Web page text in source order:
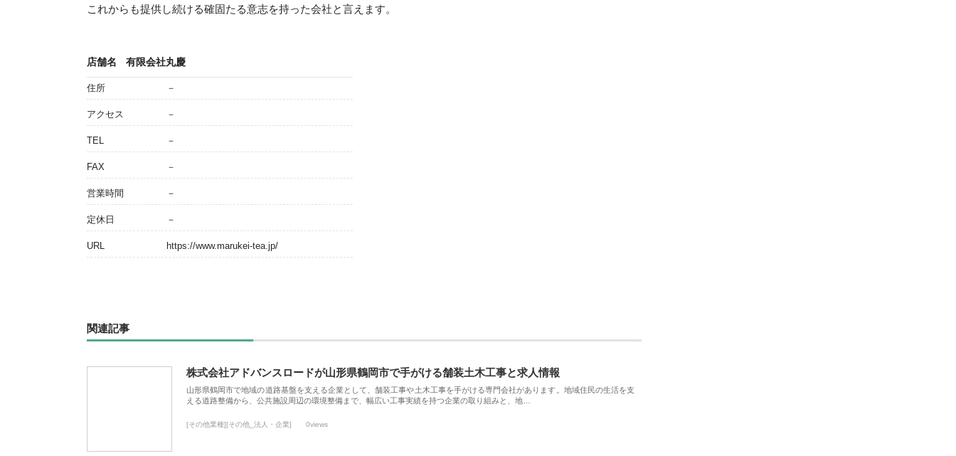
これからも提供し続ける確固たる意志を持った会社と言えます。
店舗名 有限会社丸慶
住所 －
アクセス －
TEL －
FAX －
営業時間 －
定休日 －
URL https://www.marukei-tea.jp/
関連記事
株式会社アドバンスロードが山形県鶴岡市で手がける舗装土木工事と求人情報
山形県鶴岡市で地域の道路基盤を支える企業として、舗装工事や土木工事を手がける専門会社があります。地域住民の生活を支
える道路整備から、公共施設周辺の環境整備まで、幅広い工事実績を持つ企業の取り組みと、地…
[その他業種][その他_法人・企業] 0views